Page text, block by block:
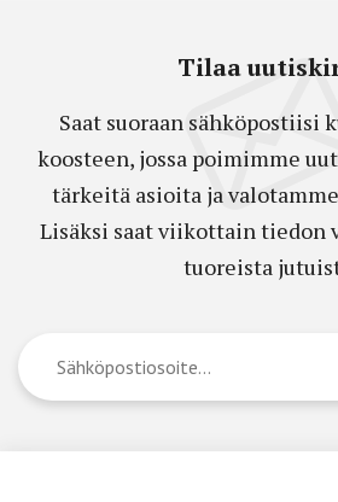
Tilaa
Saat suoraan sähköpostiisi
koosteen, jossa poimimme
tärkeitä asioita ja
Lisäksi saat viikottain tiedon
tuoreista